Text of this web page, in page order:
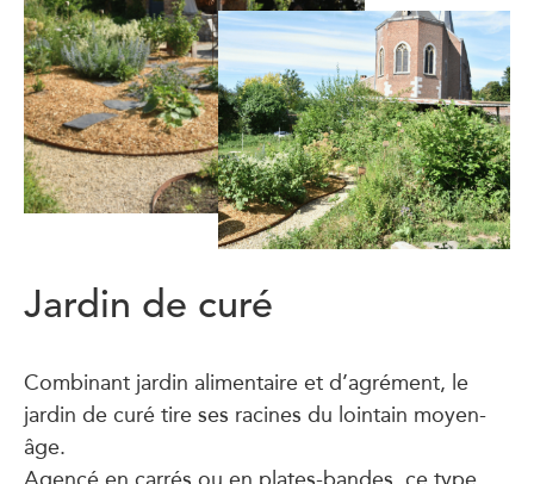
Jardin de curé
Combinant jardin alimentaire et d’agrément, le
jardin de curé tire ses racines du lointain moyen-
âge.